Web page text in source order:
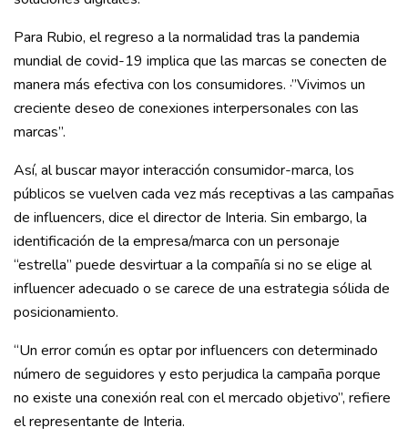
Para Rubio, el regreso a la normalidad tras la pandemia
mundial de covid-19 implica que las marcas se conecten de
manera más efectiva con los consumidores. ·”Vivimos un
creciente deseo de conexiones interpersonales con las
marcas”.
Así, al buscar mayor interacción consumidor-marca, los
públicos se vuelven cada vez más receptivas a las campañas
de influencers, dice el director de Interia. Sin embargo, la
identificación de la empresa/marca con un personaje
“estrella” puede desvirtuar a la compañía si no se elige al
influencer adecuado o se carece de una estrategia sólida de
posicionamiento.
“Un error común es optar por influencers con determinado
número de seguidores y esto perjudica la campaña porque
no existe una conexión real con el mercado objetivo”, refiere
el representante de Interia.